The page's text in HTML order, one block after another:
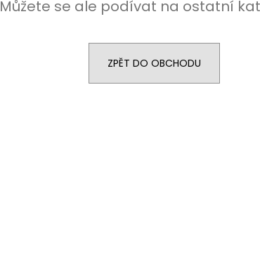
Můžete se ale podívat na ostatní
ZPĚT DO OBCHODU